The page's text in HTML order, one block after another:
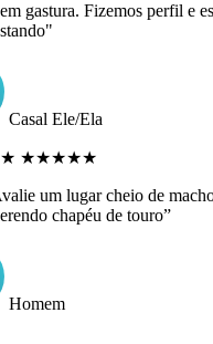
gastura. Fizemos perfil e
Casal Ele/Ela
★★★★★
um lugar cheio de
chapéu de touro”
Homem